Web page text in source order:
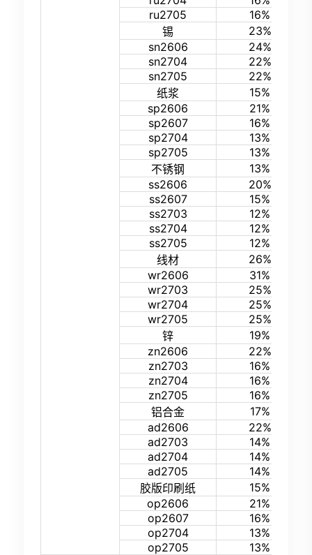
ru2705
16%
锡
23%
sn2606
24%
sn2704
22%
sn2705
22%
纸浆
15%
sp2606
21%
sp2607
16%
sp2704
13%
sp2705
13%
不锈钢
13%
ss2606
20%
ss2607
15%
ss2703
12%
ss2704
12%
ss2705
12%
线材
26%
wr2606
31%
wr2703
25%
wr2704
25%
wr2705
25%
锌
19%
zn2606
22%
zn2703
16%
zn2704
16%
zn2705
16%
铝合金
17%
ad2606
22%
ad2703
14%
ad2704
14%
ad2705
14%
胶版印刷纸
15%
op2606
21%
op2607
16%
op2704
13%
op2705
13%